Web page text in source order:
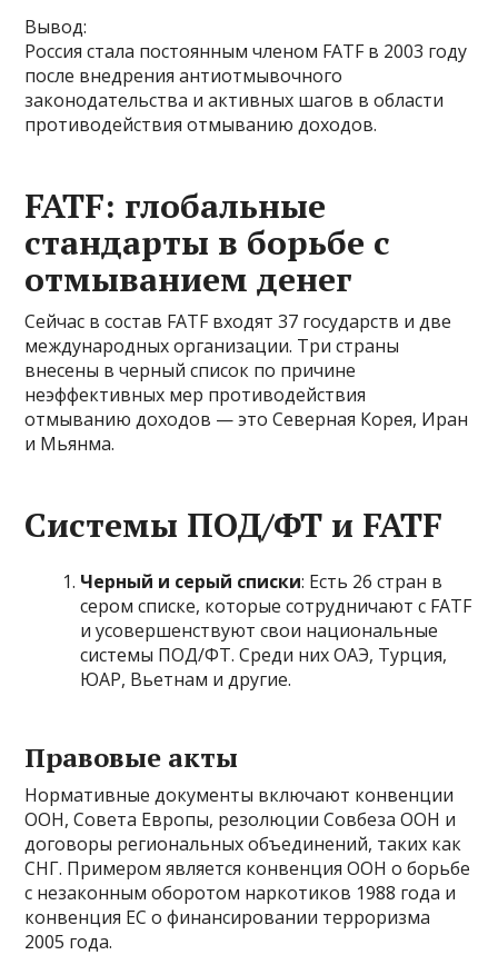
Вывод:
Россия стала постоянным членом FATF в 2003 году
после внедрения антиотмывочного
законодательства и активных шагов в области
противодействия отмыванию доходов.
FATF: глобальные
стандарты в борьбе с
отмыванием денег
Сейчас в состав FATF входят 37 государств и две
международных организации. Три страны
внесены в черный список по причине
неэффективных мер противодействия
отмыванию доходов — это Северная Корея, Иран
и Мьянма.
Системы ПОД/ФТ и FATF
Черный и серый списки: Есть 26 стран в
сером списке, которые сотрудничают с FATF
и усовершенствуют свои национальные
системы ПОД/ФТ. Среди них ОАЭ, Турция,
ЮАР, Вьетнам и другие.
Правовые акты
Нормативные документы включают конвенции
ООН, Совета Европы, резолюции Совбеза ООН и
договоры региональных объединений, таких как
СНГ. Примером является конвенция ООН о борьбе
с незаконным оборотом наркотиков 1988 года и
конвенция ЕС о финансировании терроризма
2005 года.